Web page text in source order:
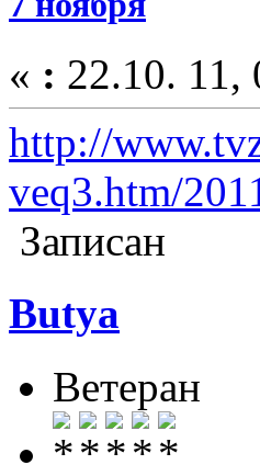
« : 22.10. 11,
http://
veq3.htm/
Записан
Butya
Ветеран